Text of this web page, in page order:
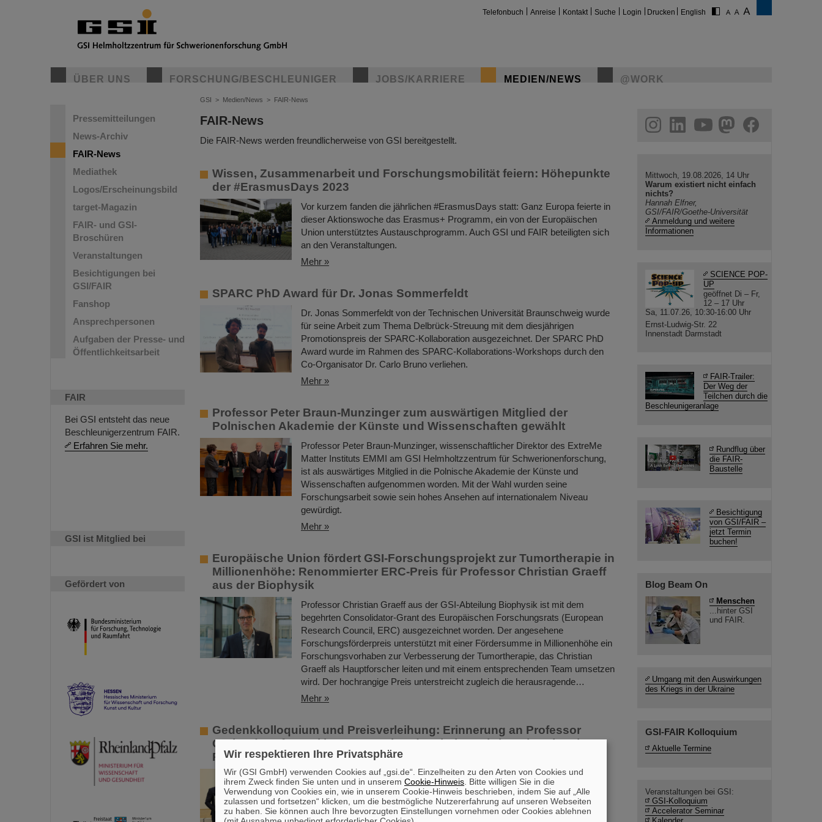
Telefonbuch Anreise Kontakt Suche Login Drucken English
ÜBER UNS FORSCHUNG/BESCHLEUNIGER JOBS/KARRIERE MEDIEN/NEWS @WORK
Pressemitteilungen
News-Archiv
FAIR-News
Mediathek
Logos/Erscheinungsbild
target-Magazin
FAIR- und GSI-
Broschüren
Veranstaltungen
Besichtigungen bei
GSI/FAIR
Fanshop
Ansprechpersonen
Aufgaben der Presse- und
Öffentlichkeitsarbeit
FAIR
Bei GSI entsteht das neue
Beschleunigerzentrum FAIR.
Erfahren Sie mehr.
GSI ist Mitglied bei
Gefördert von
GSI > Medien/News > FAIR-News
FAIR-News
Die FAIR-News werden freundlicherweise von GSI bereitgestellt.
Wissen, Zusammenarbeit und Forschungsmobilität feiern: Höhepunkte
der #ErasmusDays 2023
Vor kurzem fanden die jährlichen #ErasmusDays statt: Ganz Europa feierte in
dieser Aktionswoche das Erasmus+ Programm, ein von der Europäischen
Union unterstütztes Austauschprogramm. Auch GSI und FAIR beteiligten sich
an den Veranstaltungen.
Mehr »
SPARC PhD Award für Dr. Jonas Sommerfeldt
Dr. Jonas Sommerfeldt von der Technischen Universität Braunschweig wurde
für seine Arbeit zum Thema Delbrück-Streuung mit dem diesjährigen
Promotionspreis der SPARC-Kollaboration ausgezeichnet. Der SPARC PhD
Award wurde im Rahmen des SPARC-Kollaborations-Workshops durch den
Co-Organisator Dr. Carlo Bruno verliehen.
Mehr »
Professor Peter Braun-Munzinger zum auswärtigen Mitglied der
Polnischen Akademie der Künste und Wissenschaften gewählt
Professor Peter Braun-Munzinger, wissenschaftlicher Direktor des ExtreMe
Matter Instituts EMMI am GSI Helmholtzzentrum für Schwerionenforschung,
ist als auswärtiges Mitglied in die Polnische Akademie der Künste und
Wissenschaften aufgenommen worden. Mit der Wahl wurden seine
Forschungsarbeit sowie sein hohes Ansehen auf internationalem Niveau
gewürdigt.
Mehr »
Europäische Union fördert GSI-Forschungsprojekt zur Tumortherapie in
Millionenhöhe: Renommierter ERC-Preis für Professor Christian Graeff
aus der Biophysik
Professor Christian Graeff aus der GSI-Abteilung Biophysik ist mit dem
begehrten Consolidator-Grant des Europäischen Forschungsrats (European
Research Council, ERC) ausgezeichnet worden. Der angesehene
Forschungsförderpreis unterstützt mit einer Fördersumme in Millionenhöhe ein
Forschungsvorhaben zur Verbesserung der Tumortherapie, das Christian
Graeff als Hauptforscher leiten und mit einem entsprechenden Team umsetzen
wird. Der hochrangige Preis unterstreicht zugleich die herausragende…
Mehr »
Gedenkkolloquium und Preisverleihung: Erinnerung an Professor
Gerhard Kraft - Drei junge Forschende erhalten Christoph-Schmelzer-
Preis
Es war die Würdigung einer außergewöhnlichen Lebensleistung und zugleich
ein Ansporn für den wissenschaftlichen Nachwuchs: Mit einem feierlichen
Gedenkkolloquium auf dem GSI/FAIR-Campus in Darmstadt ehrte die GSI-
Abteilung Biophysik den in März 2023 verstorbenen Biophysik-Professor
helmholtz.social
facebook
Mittwoch, 19.08.2026, 14 Uhr
Warum existiert nicht einfach
nichts?
Hannah Elfner,
GSI/FAIR/Goethe-Universität
Anmeldung und weitere
Informationen
SCIENCE POP-
UP
geöffnet Di – Fr,
12 – 17 Uhr
Sa, 11.07.26, 10:30-16:00 Uhr
Ernst-Ludwig-Str. 22
Innenstadt Darmstadt
FAIR-Trailer:
Der Weg der
Teilchen durch die
Beschleunigeranlage
Rundflug über
die FAIR-
Baustelle
Besichtigung
von GSI/FAIR –
jetzt Termin
buchen!
Blog Beam On
Menschen
...hinter GSI
und FAIR.
Umgang mit den Auswirkungen
des Kriegs in der Ukraine
GSI-FAIR Kolloquium
Aktuelle Termine
Veranstaltungen bei GSI:
GSI-Kolloquium
Accelerator Seminar
Wir respektieren Ihre Privatsphäre
Wir (GSI GmbH) verwenden Cookies auf „gsi.de“. Einzelheiten zu den Arten von Cookies und
ihrem Zweck finden Sie unten und in unserem Cookie-Hinweis . Bitte willigen Sie in die
Verwendung von Cookies ein, wie in unserem Cookie-Hinweis beschrieben, indem Sie auf „Alle
zulassen und fortsetzen“ klicken, um die bestmögliche Nutzererfahrung auf unseren Webseiten
zu haben. Sie können auch Ihre bevorzugten Einstellungen vornehmen oder Cookies ablehnen